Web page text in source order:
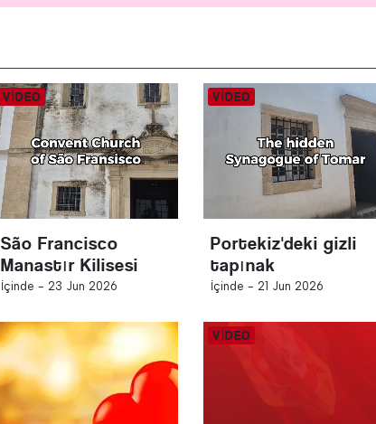
São Francisco
Manastır Kilisesi
İçinde - 23 Jun 2026
Portekiz'deki gizli
tapınak
İçinde - 21 Jun 2026